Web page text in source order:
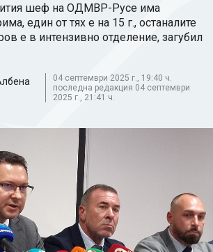
шеф на ОДМВР-Русе има
един от тях е на 15 г., останалите
е в интензивно отделение, загубил
04 септември 2025 г., 19:40 ч.
последна редакция 04 септември
2025 г., 21:41 ч.